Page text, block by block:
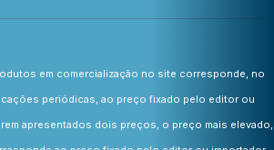
em comercialização no site corresponde, no
periódicas, ao preço fixado pelo editor ou
apresentados dois preços, o preço mais elevado,